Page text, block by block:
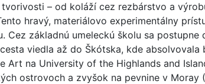
– od koláží cez rezbárstvo a
hravý, materiálovo experimentálny
Cez základnú umeleckú školu sa postupne
viedla až do Škótska, kde absolvovala
Art na University of the Highlands and
ostrovoch a zvyšok na pevnine v Moray